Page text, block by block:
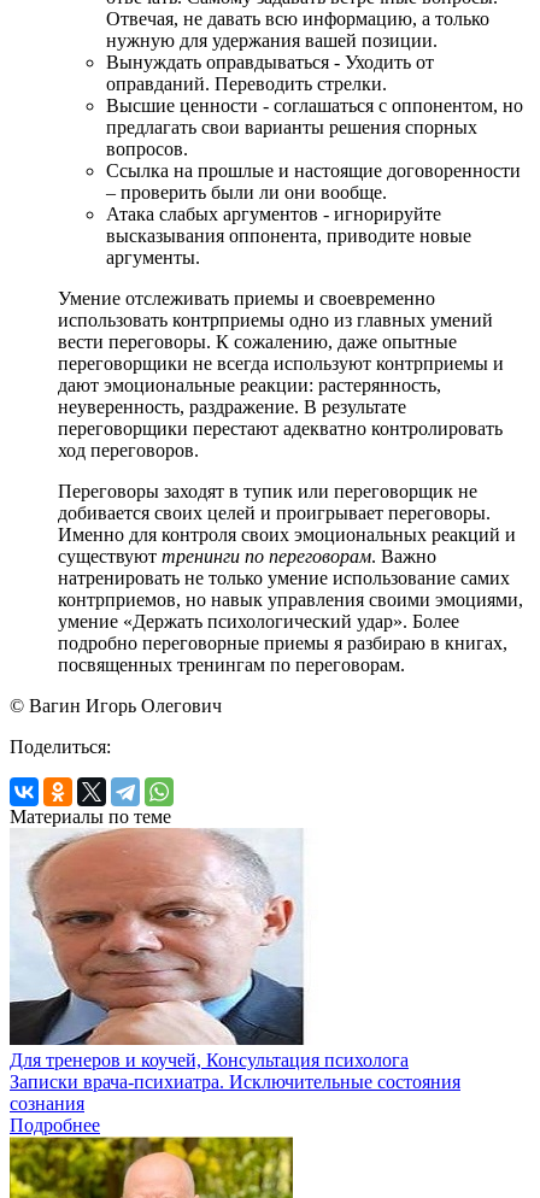
Отвечая, не давать всю информацию, а только
нужную для удержания вашей позиции.
Вынуждать оправдываться - Уходить от
оправданий. Переводить стрелки.
Высшие ценности - соглашаться с оппонентом, но
предлагать свои варианты решения спорных
вопросов.
Ссылка на прошлые и настоящие договоренности
– проверить были ли они вообще.
Атака слабых аргументов - игнорируйте
высказывания оппонента, приводите новые
аргументы.
Умение отслеживать приемы и своевременно
использовать контрприемы одно из главных умений
вести переговоры. К сожалению, даже опытные
переговорщики не всегда используют контрприемы и
дают эмоциональные реакции: растерянность,
неуверенность, раздражение. В результате
переговорщики перестают адекватно контролировать
ход переговоров.
Переговоры заходят в тупик или переговорщик не
добивается своих целей и проигрывает переговоры.
Именно для контроля своих эмоциональных реакций и
существуют тренинги по переговорам. Важно
натренировать не только умение использование самих
контрприемов, но навык управления своими эмоциями,
умение «Держать психологический удар». Более
подробно переговорные приемы я разбираю в книгах,
посвященных тренингам по переговорам.
© Вагин Игорь Олегович
Поделиться:
Материалы по теме
Для тренеров и коучей, Консультация психолога
Записки врача-психиатра. Исключительные состояния
сознания
Подробнее